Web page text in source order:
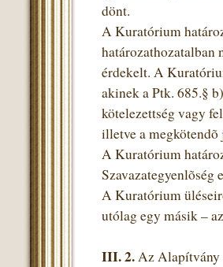
dönt.
A Kuratórium
határozathozatalban
érdekelt. A
akinek a Ptk. 685.§
kötelezettség vagy
illetve a
A Kuratórium
Szavazategyenlõség
A Kuratórium
utólag egy másik –
III. 2.Az Alapítvány